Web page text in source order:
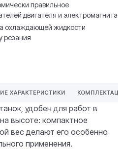
правильное
двигателя и электромагнита
охлаждающей жидкости
резания
ХАРАКТЕРИСТИКИ
удобен для работ в
высоте: компактное
вес делают его особенно
применения.